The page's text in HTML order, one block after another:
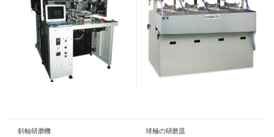
斜軸研磨機 球極の研磨皿